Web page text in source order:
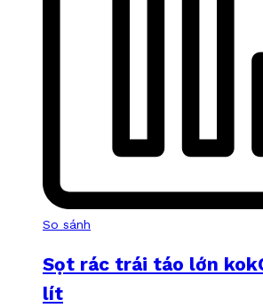
So sánh
Sọt rác trái táo lớn
lít